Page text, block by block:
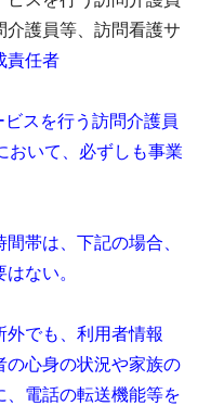
介護員等、訪問看護サ
責任者
スを行う訪問介護員
おいて、必ずしも事業
帯は、下記の場合、
ない。
でも、利用者情報
の心身の状況や家族の
、電話の転送機能等を